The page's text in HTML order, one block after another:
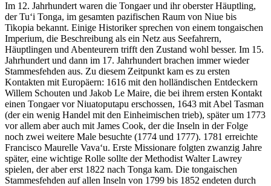
Im 12. Jahrhundert waren die Tongaer und ihr oberster Häuptling,
der Tuʻi Tonga, im gesamten pazifischen Raum von Niue bis
Tikopia bekannt. Einige Historiker sprechen von einem tongaischen
Imperium, die Beschreibung als ein Netz aus Seefahrern,
Häuptlingen und Abenteurern trifft den Zustand wohl besser. Im 15.
Jahrhundert und dann im 17. Jahrhundert brachen immer wieder
Stammesfehden aus. Zu diesem Zeitpunkt kam es zu ersten
Kontakten mit Europäern: 1616 mit den holländischen Entdeckern
Willem Schouten und Jakob Le Maire, die bei ihrem ersten Kontakt
einen Tongaer vor Niuatoputapu erschossen, 1643 mit Abel Tasman
(der ein wenig Handel mit den Einheimischen trieb), später um 1773
vor allem aber auch mit James Cook, der die Inseln in der Folge
noch zwei weitere Male besuchte (1774 und 1777). 1781 erreichte
Francisco Maurelle Vavaʻu. Erste Missionare folgten zwanzig Jahre
später, eine wichtige Rolle sollte der Methodist Walter Lawrey
spielen, der aber erst 1822 nach Tonga kam. Die tongaischen
Stammesfehden auf allen Inseln von 1799 bis 1852 endeten durch